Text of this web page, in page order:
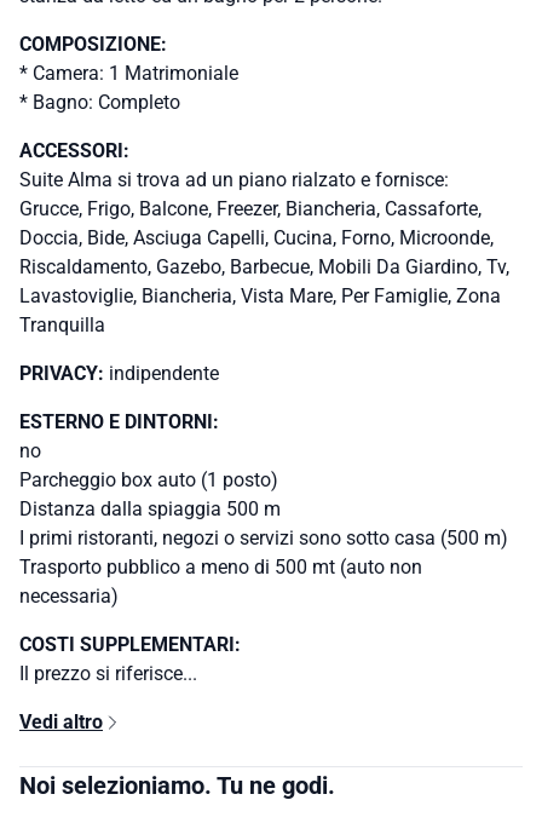
COMPOSIZIONE:
* Camera: 1 Matrimoniale
* Bagno: Completo
ACCESSORI:
Suite Alma si trova ad un piano rialzato e fornisce:
Grucce, Frigo, Balcone, Freezer, Biancheria, Cassaforte,
Doccia, Bide, Asciuga Capelli, Cucina, Forno, Microonde,
Riscaldamento, Gazebo, Barbecue, Mobili Da Giardino, Tv,
Lavastoviglie, Biancheria, Vista Mare, Per Famiglie, Zona
Tranquilla
PRIVACY: indipendente
ESTERNO E DINTORNI:
no
Parcheggio box auto (1 posto)
Distanza dalla spiaggia 500 m
I primi ristoranti, negozi o servizi sono sotto casa (500 m)
Trasporto pubblico a meno di 500 mt (auto non
necessaria)
COSTI SUPPLEMENTARI:
Il prezzo si riferisce...
Vedi altro
Noi selezioniamo. Tu ne godi.